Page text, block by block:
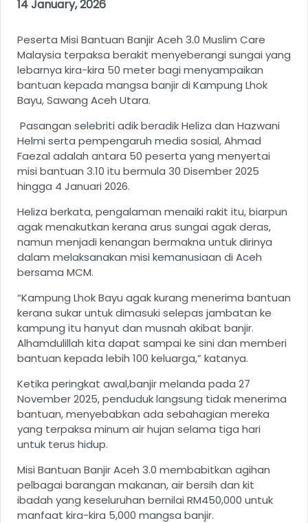
14 January, 2026
Peserta Misi Bantuan Banjir Aceh 3.0 Muslim Care
Malaysia terpaksa berakit menyeberangi sungai yang
lebarnya kira-kira 50 meter bagi menyampaikan
bantuan kepada mangsa banjir di Kampung Lhok
Bayu, Sawang Aceh Utara.
Pasangan selebriti adik beradik Heliza dan Hazwani
Helmi serta pempengaruh media sosial, Ahmad
Faezal adalah antara 50 peserta yang menyertai
misi bantuan 3.10 itu bermula 30 Disember 2025
hingga 4 Januari 2026.
Heliza berkata, pengalaman menaiki rakit itu, biarpun
agak menakutkan kerana arus sungai agak deras,
namun menjadi kenangan bermakna untuk dirinya
dalam melaksanakan misi kemanusiaan di Aceh
bersama MCM.
“Kampung Lhok Bayu agak kurang menerima bantuan
kerana sukar untuk dimasuki selepas jambatan ke
kampung itu hanyut dan musnah akibat banjir.
Alhamdulillah kita dapat sampai ke sini dan memberi
bantuan kepada lebih 100 keluarga,” katanya.
Ketika peringkat awal,banjir melanda pada 27
November 2025, penduduk langsung tidak menerima
bantuan, menyebabkan ada sebahagian mereka
yang terpaksa minum air hujan selama tiga hari
untuk terus hidup.
Misi Bantuan Banjir Aceh 3.0 membabitkan agihan
pelbagai barangan makanan, air bersih dan kit
ibadah yang keseluruhan bernilai RM450,000 untuk
manfaat kira-kira 5,000 mangsa banjir.